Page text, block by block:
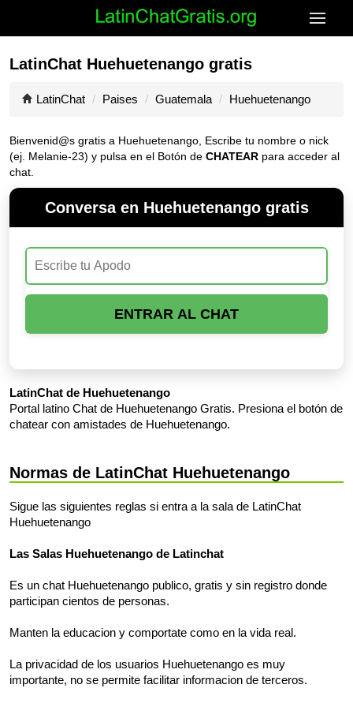
LatinChat Huehuetenango gratis
LatinChat Paises Guatemala Huehuetenango
Bienvenid@s gratis a Huehuetenango, Escribe tu nombre o nick
(ej. Melanie-23) y pulsa en el Botón de CHATEAR para acceder al
chat.
Conversa en Huehuetenango gratis
ENTRAR AL CHAT
LatinChat de Huehuetenango
Portal latino Chat de Huehuetenango Gratis. Presiona el botón de
chatear con amistades de Huehuetenango.
Normas de LatinChat Huehuetenango
Sigue las siguientes reglas si entra a la sala de LatinChat
Huehuetenango
Las Salas Huehuetenango de Latinchat
Es un chat Huehuetenango publico, gratis y sin registro donde
participan cientos de personas.
Manten la educacion y comportate como en la vida real.
La privacidad de los usuarios Huehuetenango es muy
importante, no se permite facilitar informacion de terceros.